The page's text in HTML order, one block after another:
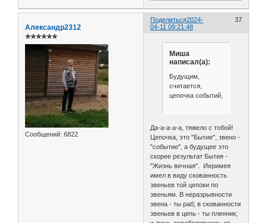
Поделиться 37
2024-
04-11 09:21:48
Александр2312
✯✯✯✯✯✯
Сообщений: 6822
Миша
написал(а):
Будущим,
считается,
цепочка событий,
Да-а-а-а-а, тяжело с тобой!
Цепочка, это "Бытие", звено -
"событие", а будущее это
скорее результат Бытия -
"Жизнь вечная". Иеримея
имел в виду скованность
звеньев той цепоки по
звеньям. В неразрывности
звена - ты раб; в скованности
звеньев в цепь - ты пленник;